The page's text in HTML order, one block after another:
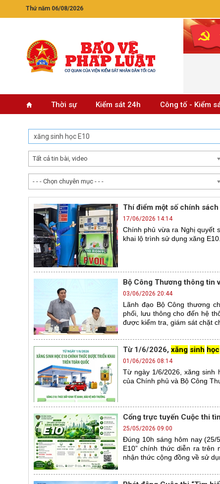
Thứ năm 06/08/2026
Thời sự Kiểm sát 24h Công tố - Kiểm
Tất cả tin bài, video
- - - Chọn chuyên mục - - -
Thí điểm một số chính
17/06/2026 14:14
Chính phủ vừa ra Nghị quyết
khai lộ trình sử dụng xăng E10.
Bộ Công Thương thông tin
03/06/2026 20:44
Lãnh đạo Bộ Công thương
phối, lưu thông cho đến hệ
được kiểm tra, giám sát chặt
Từ 1/6/2026, xăng sinh học
01/06/2026 08:14
Từ ngày 1/6/2026, xăng sinh
của Chính phủ và Bộ Công
Cổng trực tuyến Cuộc thi
25/05/2026 09:00
Đúng 10h sáng hôm nay (25/
E10” chính thức diễn ra trên
nhận thức cộng đồng về sử